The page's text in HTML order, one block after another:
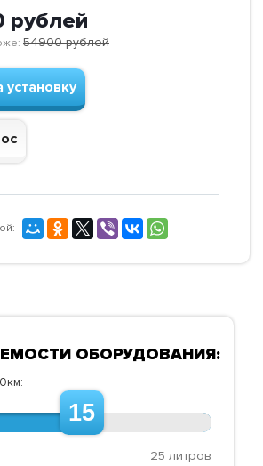
рублей
54900рублей
установку
ОБОРУДОВАНИЯ:
15
25 литров